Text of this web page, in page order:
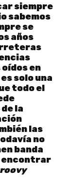
siempre
sabemos
se
años
en
solo una
todo el
la
las
no
banda
encontrar